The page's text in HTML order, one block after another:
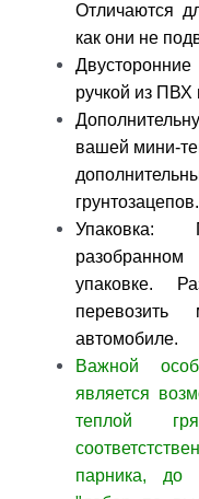
Отличаются
как они не
ручкой из
вашей мини-
грунтозацепов.
Упаковка:
упаковке.
перевозить
автомобиле.
Важной
является
теплой
парника,
до